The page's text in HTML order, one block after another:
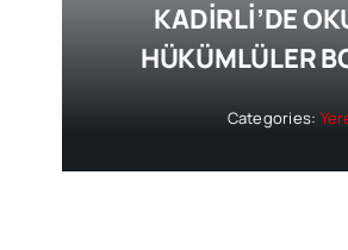
KADİRLİ’DE
HÜKÜMLÜLER
Categories: